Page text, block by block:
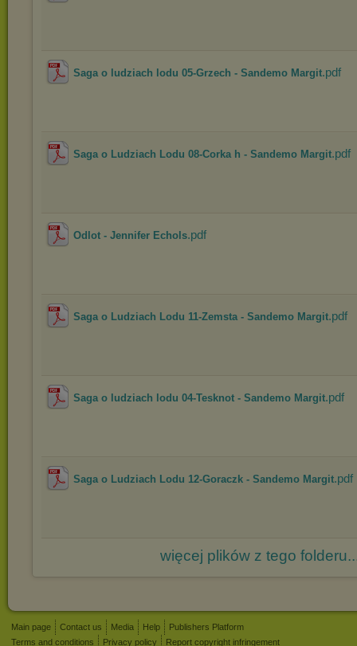
Saga o ludziach lodu 05-Grzech - Sandemo Margit.pdf
Saga o Ludziach Lodu 08-Corka h - Sandemo Margit.pdf
Odlot - Jennifer Echols.pdf
Saga o Ludziach Lodu 11-Zemsta - Sandemo Margit.pdf
Saga o ludziach lodu 04-Tesknot - Sandemo Margit.pdf
Saga o Ludziach Lodu 12-Goraczk - Sandemo Margit.pdf
więcej plików z tego
Main page Contact us Media Help
Publishers Platform
Terms and conditions
Privacy policy Report copyright infringement